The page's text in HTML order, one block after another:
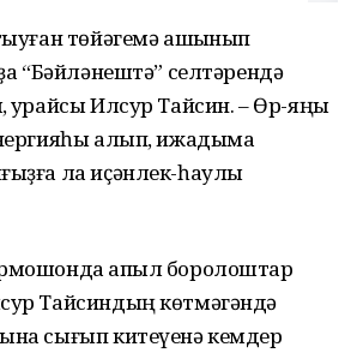
төйәгемә ашҡынып
“Бәйләнештә” селтәрендә
ҡурайсы Илсур Тайсин. – Өр-яңы
алып, ижадыма
ла иҫәнлек-һаулыҡ
ҡапыл боролоштар
Тайсиндың көтмәгәндә
сығып китеүенә кемдер